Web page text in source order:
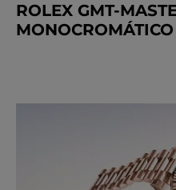
ROLEX GMT-
MONOCROMÁTICO